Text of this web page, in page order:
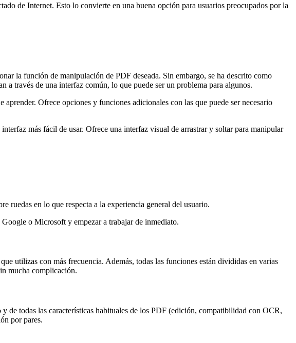
de Internet. Esto lo convierte en una buena opción para usuarios preocupados por la
la función de manipulación de PDF deseada. Sin embargo, se ha descrito como
a través de una interfaz común, lo que puede ser un problema para algunos.
Ofrece opciones y funciones adicionales con las que puede ser necesario
más fácil de usar. Ofrece una interfaz visual de arrastrar y soltar para manipular
ruedas en lo que respecta a la experiencia general del usuario.
o Microsoft y empezar a trabajar de inmediato.
utilizas con más frecuencia. Además, todas las funciones están divididas en varias
mucha complicación.
de todas las características habituales de los PDF (edición, compatibilidad con OCR,
por pares.